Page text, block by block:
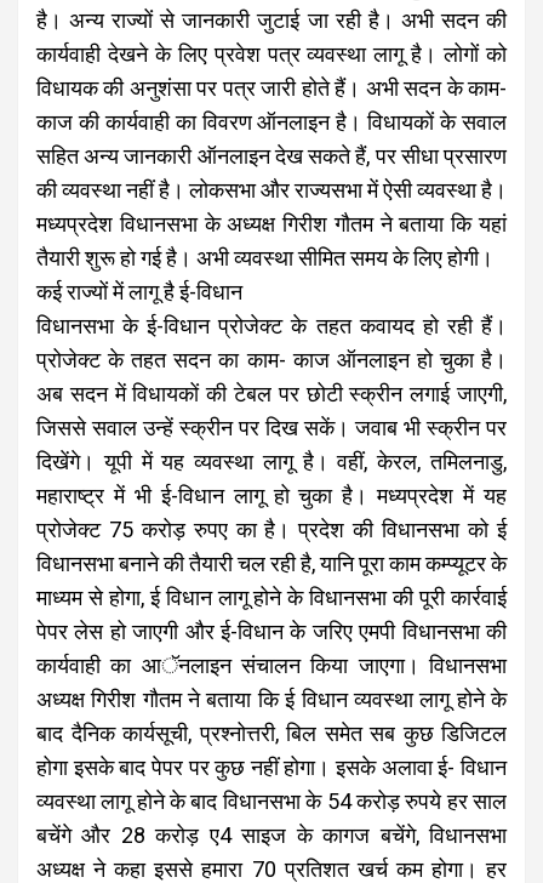
है। अन्य राज्यों से जानकारी जुटाई जा रही है। अभी सदन की
कार्यवाही देखने के लिए प्रवेश पत्र व्यवस्था लागू है। लोगों को
विधायक की अनुशंसा पर पत्र जारी होते हैं। अभी सदन के काम-
काज की कार्यवाही का विवरण ऑनलाइन है। विधायकों के सवाल
सहित अन्य जानकारी ऑनलाइन देख सकते हैं, पर सीधा प्रसारण
की व्यवस्था नहीं है। लोकसभा और राज्यसभा में ऐसी व्यवस्था है।
मध्यप्रदेश विधानसभा के अध्यक्ष गिरीश गौतम ने बताया कि यहां
तैयारी शुरू हो गई है। अभी व्यवस्था सीमित समय के लिए होगी।
कई राज्यों में लागू है ई-विधान
विधानसभा के ई-विधान प्रोजेक्ट के तहत कवायद हो रही हैं।
प्रोजेक्ट के तहत सदन का काम- काज ऑनलाइन हो चुका है।
अब सदन में विधायकों की टेबल पर छोटी स्क्रीन लगाई जाएगी,
जिससे सवाल उन्हें स्क्रीन पर दिख सकें। जवाब भी स्क्रीन पर
दिखेंगे। यूपी में यह व्यवस्था लागू है। वहीं, केरल, तमिलनाडु,
महाराष्ट्र में भी ई-विधान लागू हो चुका है। मध्यप्रदेश में यह
प्रोजेक्ट 75 करोड़ रुपए का है। प्रदेश की विधानसभा को ई
विधानसभा बनाने की तैयारी चल रही है, यानि पूरा काम कम्प्यूटर के
माध्यम से होगा, ई विधान लागू होने के विधानसभा की पूरी कार्रवाई
पेपर लेस हो जाएगी और ई-विधान के जरिए एमपी विधानसभा की
कार्यवाही का आॅनलाइन संचालन किया जाएगा। विधानसभा
अध्यक्ष गिरीश गौतम ने बताया कि ई विधान व्यवस्था लागू होने के
बाद दैनिक कार्यसूची, प्रश्नोत्तरी, बिल समेत सब कुछ डिजिटल
होगा इसके बाद पेपर पर कुछ नहीं होगा। इसके अलावा ई- विधान
व्यवस्था लागू होने के बाद विधानसभा के 54 करोड़ रुपये हर साल
बचेंगे और 28 करोड़ ए4 साइज के कागज बचेंगे, विधानसभा
अध्यक्ष ने कहा इससे हमारा 70 प्रतिशत खर्च कम होगा। हर